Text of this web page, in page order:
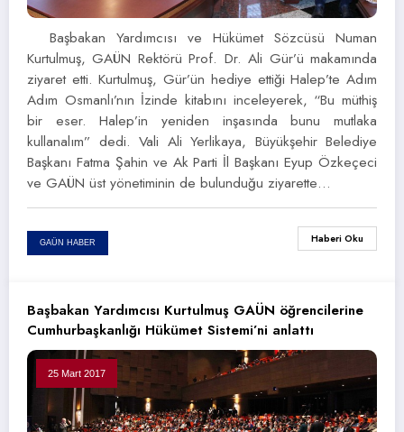
Başbakan Yardımcısı ve Hükümet Sözcüsü Numan
Kurtulmuş, GAÜN Rektörü Prof. Dr. Ali Gür’ü makamında
ziyaret etti. Kurtulmuş, Gür’ün hediye ettiği Halep’te Adım
Adım Osmanlı’nın İzinde kitabını inceleyerek, “Bu müthiş
bir eser. Halep’in yeniden inşasında bunu mutlaka
kullanalım” dedi. Vali Ali Yerlikaya, Büyükşehir Belediye
Başkanı Fatma Şahin ve Ak Parti İl Başkanı Eyup Özkeçeci
ve GAÜN üst yönetiminin de bulunduğu ziyarette…
GAÜN HABER Haberi Oku
Başbakan Yardımcısı Kurtulmuş GAÜN öğrencilerine
Cumhurbaşkanlığı Hükümet Sistemi’ni anlattı
25 Mart 2017